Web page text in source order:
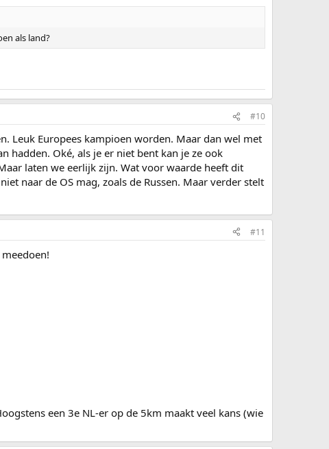
als land?
#10
Leuk Europees kampioen worden. Maar dan wel met
hadden. Oké, als je er niet bent kan je ze ook
laten we eerlijk zijn. Wat voor waarde heeft dit
naar de OS mag, zoals de Russen. Maar verder stelt
#11
een 3e NL-er op de 5km maakt veel kans (wie